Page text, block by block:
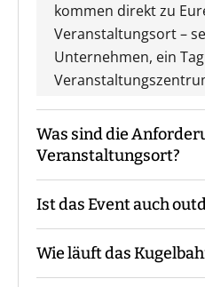
kommen direkt zu
Veranstaltungsort –
Unternehmen, ein
Was sind die
Veranstaltungsort?
Der
freie Fäche, um die
Optional können auch
integriert werden. Als
Ist das Event auch
Wir führen das Event
Charakters nur
Wie läuft das